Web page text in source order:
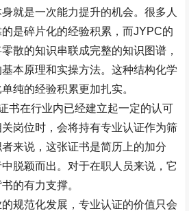
就是一次能力提升的机会。很多人
是碎片化的经验积累，而JYPC的
散的知识串联成完整的知识图谱，
本原理和实操方法。这种结构化学
纯的经验积累更加扎实。
书在行业内已经建立起一定的认可
岗位时，会将持有专业认证作为筛
来说，这张证书是简历上的加分
脱颖而出。对于在职人员来说，它
的有力支撑。
规范化发展，专业认证的价值只会